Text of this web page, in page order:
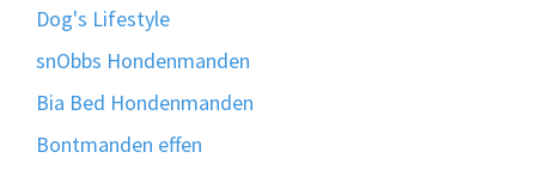
Dog's Lifestyle
snObbs Hondenmanden
Bia Bed Hondenmanden
Bontmanden effen